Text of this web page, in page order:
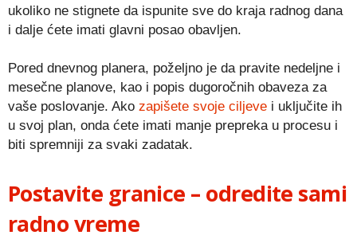
ukoliko ne stignete da ispunite sve do kraja radnog dana
i dalje ćete imati glavni posao obavljen.
Pored dnevnog planera, poželjno je da pravite nedeljne i
mesečne planove, kao i popis dugoročnih obaveza za
vaše poslovanje. Ako zapišete svoje ciljeve i uključite ih
u svoj plan, onda ćete imati manje prepreka u procesu i
biti spremniji za svaki zadatak.
Postavite granice – odredite sami
radno vreme